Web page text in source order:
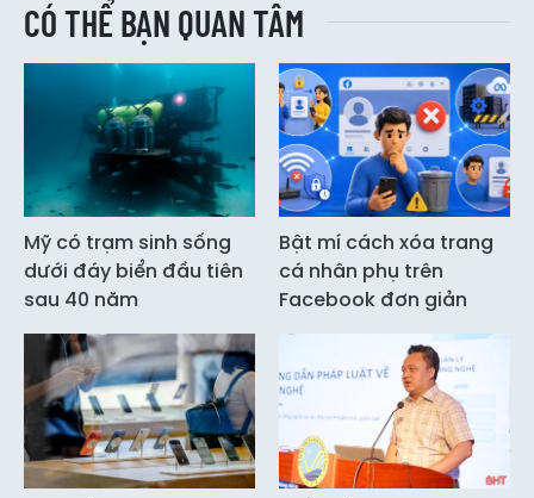
CÓ THỂ BẠN QUAN TÂM
Mỹ có trạm sinh sống
dưới đáy biển đầu tiên
sau 40 năm
Bật mí cách xóa trang
cá nhân phụ trên
Facebook đơn giản